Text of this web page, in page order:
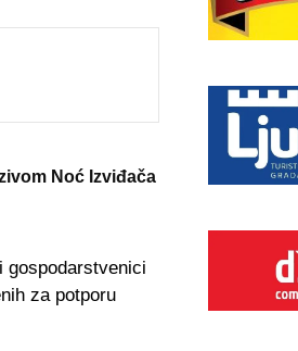
Noć Izviđača
gospodarstvenici
za potporu